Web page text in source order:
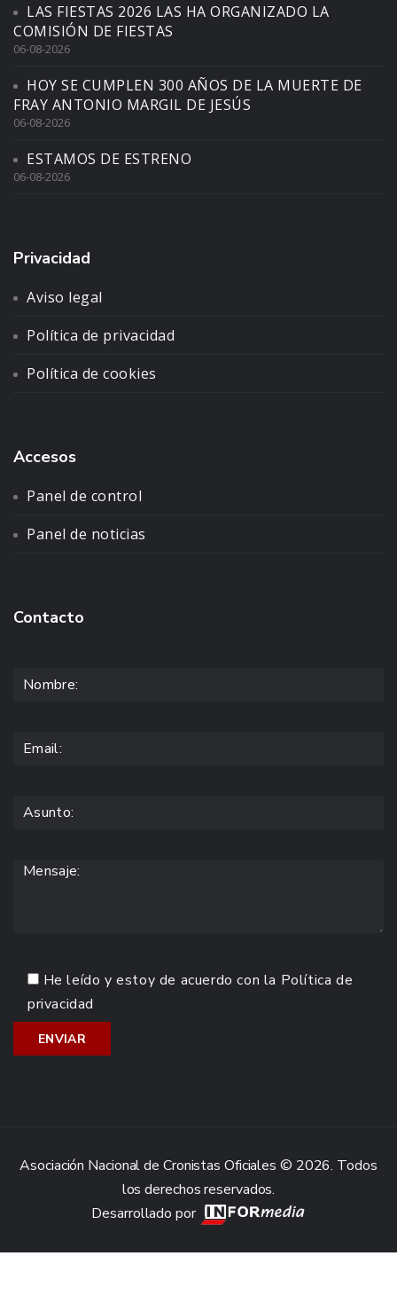
LAS FIESTAS 2026 LAS HA ORGANIZADO LA
COMISIÓN DE FIESTAS
06-08-2026
HOY SE CUMPLEN 300 AÑOS DE LA MUERTE DE
FRAY ANTONIO MARGIL DE JESÚS
06-08-2026
ESTAMOS DE ESTRENO
06-08-2026
Privacidad
Aviso legal
Política de privacidad
Política de cookies
Accesos
Panel de control
Panel de noticias
Contacto
He leído y estoy de acuerdo con la Política de
privacidad
Asociación Nacional de Cronistas Oficiales © 2026. Todos
los derechos reservados.
Desarrollado por